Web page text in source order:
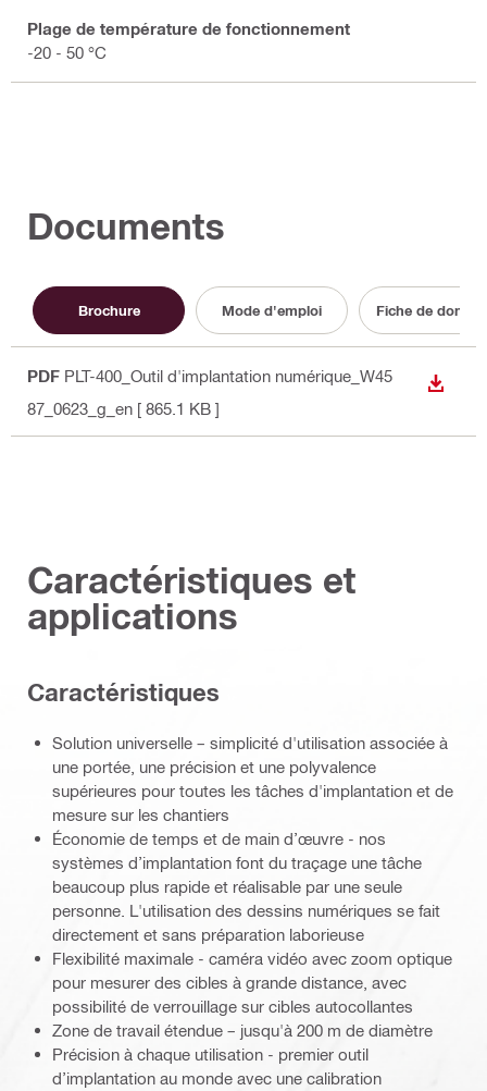
Plage de température de fonctionnement
-20 - 50 °C
Documents
Brochure Mode d'emploi Fiche de
PDF PLT-400_Outil d'implantation numérique_W45
87_0623_g_en [ 865.1 KB ]
Caractéristiques et
applications
Caractéristiques
Solution universelle – simplicité d'utilisation associée à
une portée, une précision et une polyvalence
supérieures pour toutes les tâches d'implantation et de
mesure sur les chantiers
Économie de temps et de main d’œuvre - nos
systèmes d’implantation font du traçage une tâche
beaucoup plus rapide et réalisable par une seule
personne. L'utilisation des dessins numériques se fait
directement et sans préparation laborieuse
Flexibilité maximale - caméra vidéo avec zoom optique
pour mesurer des cibles à grande distance, avec
possibilité de verrouillage sur cibles autocollantes
Zone de travail étendue – jusqu'à 200 m de diamètre
Précision à chaque utilisation - premier outil
d’implantation au monde avec une calibration